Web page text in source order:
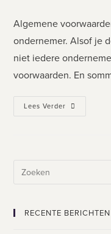
Algemene
ondernemer. Alsof je
niet iedere
voorwaarden. En
Lees Verder
RECENTE BERICHTEN